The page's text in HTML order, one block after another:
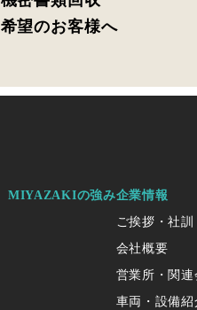
希望のお客様へ
MIYAZAKIの強み企業情報
ご挨拶・社訓
会社概要
営業所・関
車両・設備紹